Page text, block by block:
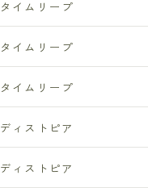
タイムリープ
タイムリープ
タイムリープ
ディストピア
ディストピア